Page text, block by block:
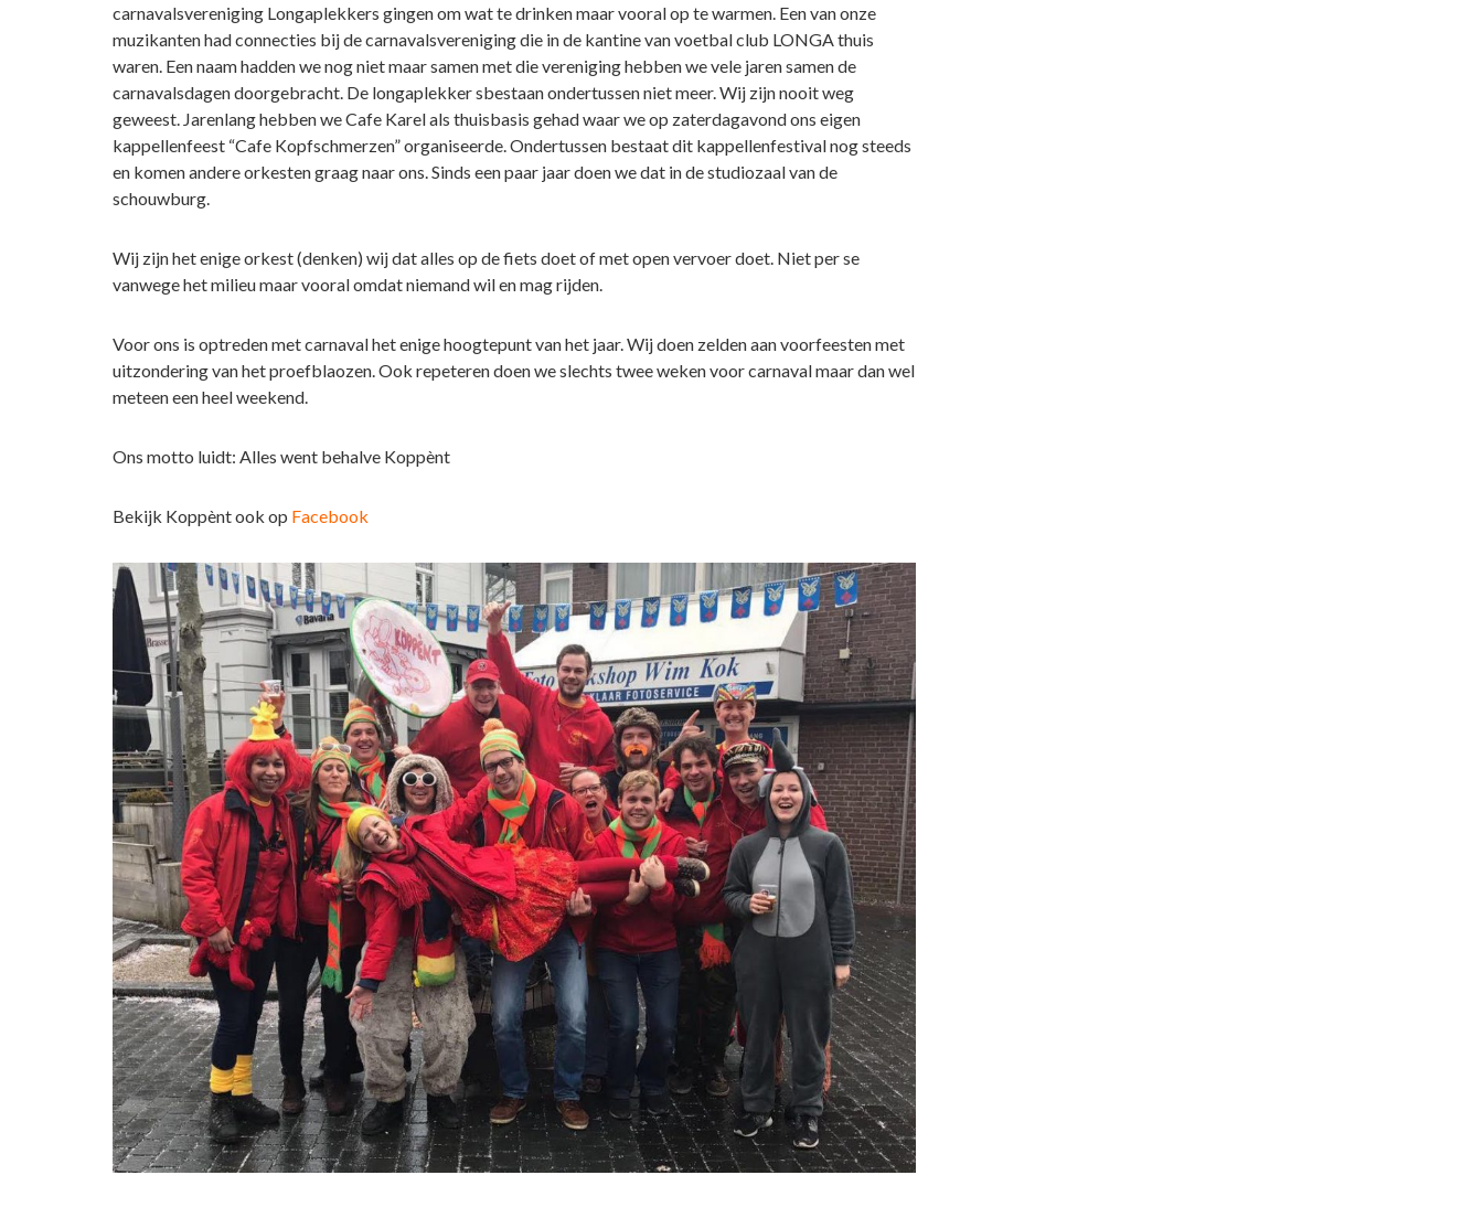
carnavalsvereniging Longaplekkers gingen om wat te drinken maar vooral op te warmen. Een van onze
muzikanten had connecties bij de carnavalsvereniging die in de kantine van voetbal club LONGA thuis
waren. Een naam hadden we nog niet maar samen met die vereniging hebben we vele jaren samen de
carnavalsdagen doorgebracht. De longaplekker sbestaan ondertussen niet meer. Wij zijn nooit weg
geweest. Jarenlang hebben we Cafe Karel als thuisbasis gehad waar we op zaterdagavond ons eigen
kappellenfeest “Cafe Kopfschmerzen” organiseerde. Ondertussen bestaat dit kappellenfestival nog steeds
en komen andere orkesten graag naar ons. Sinds een paar jaar doen we dat in de studiozaal van de
schouwburg.
Wij zijn het enige orkest (denken) wij dat alles op de fiets doet of met open vervoer doet. Niet per se
vanwege het milieu maar vooral omdat niemand wil en mag rijden.
Voor ons is optreden met carnaval het enige hoogtepunt van het jaar. Wij doen zelden aan voorfeesten met
uitzondering van het proefblaozen. Ook repeteren doen we slechts twee weken voor carnaval maar dan wel
meteen een heel weekend.
Ons motto luidt: Alles went behalve Koppènt
Bekijk Koppènt ook op Facebook